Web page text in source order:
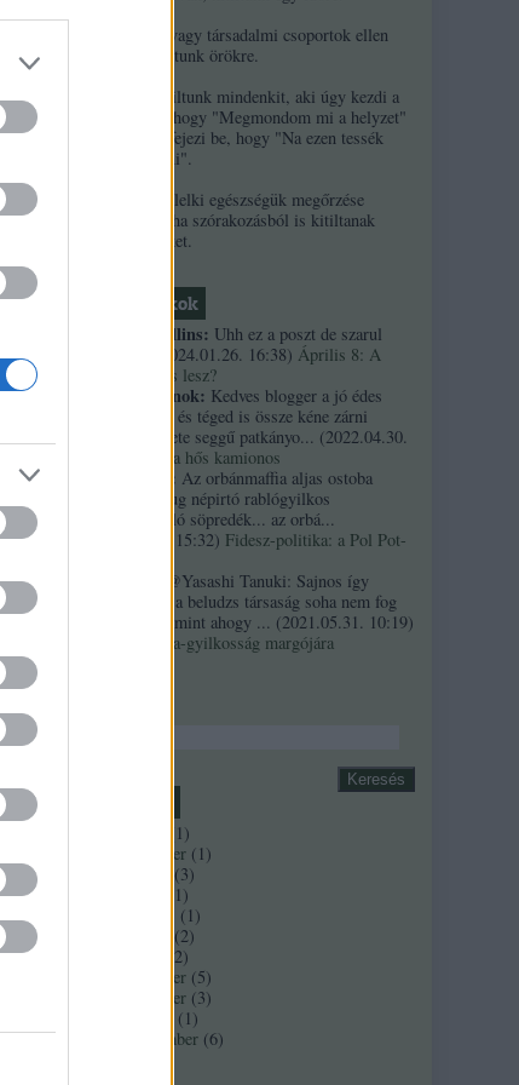
2. Ha népek vagy társadalmi csoportok ellen
uszítasz, kitiltunk örökre.
3. Örökre kitiltunk mindenkit, aki úgy kezdi a
kommentjét, hogy "Megmondom mi a helyzet"
és/vagy úgy fejezi be, hogy "Na ezen tessék
elgondolkodni".
4. A szerzők lelki egészségük megőrzése
érdekében néha szórakozásból is kitiltanak
kommentelőket.
Friss topikok
necrophil collins: Uhh ez a poszt de szarul
2024.01.26. 16:38) Április 8: A
többség kevés lesz?
Custertábornok: Kedves blogger a jó édes
kurvaanyádat és téged is össze kéne zárni
ezekkel a fekete seggű patkányo... (2022.04.30.
Árpi, a hős kamionos
kiskutyauto: Az orbánmaffia aljas ostoba
arrogáns hazug népirtó rablógyilkos
országromboló söpredék... az orbá...
2021.10.19. 15:32) Fidesz-politika: a Pol Pot-
@Yasashi Tanuki: Sajnos így
valahogy. Ez a beludzs társaság soha nem fog
integrálódni, mint ahogy ... (2021.05.31. 10:19)
A Bándy Kata-gyilkosság margójára
1 )
2017 november ( 1 )
(3)
1 )
( 1 )
(2)
2)
2015 december (5)
2015 november (3)
( 1 )
2015 szeptember (6)